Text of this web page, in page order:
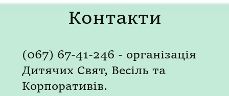
Контакти
(067) 67-41-246 - організація
Дитячих Свят, Весіль та
Корпоративів.